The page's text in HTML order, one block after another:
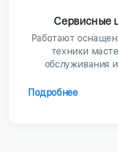
Сервисные
Работают
техники
обслуживания
Подробнее